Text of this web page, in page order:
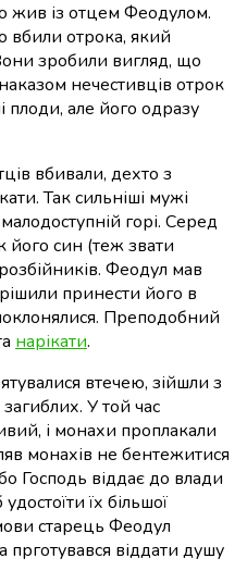
жив із отцем Феодулом.
вбили отрока, який
зробили вигляд, що
нечестивців отрок
плоди, але його одразу
вбивали, дехто з
Так сильніші мужі
горі. Серед
його син (теж звати
Феодул мав
принести його в
Преподобний
нарікати.
втечею, зійшли з
У той час
і монахи проплакали
монахів не бентежитися
Господь віддає до влади
їх більшої
старець Феодул
віддати душу